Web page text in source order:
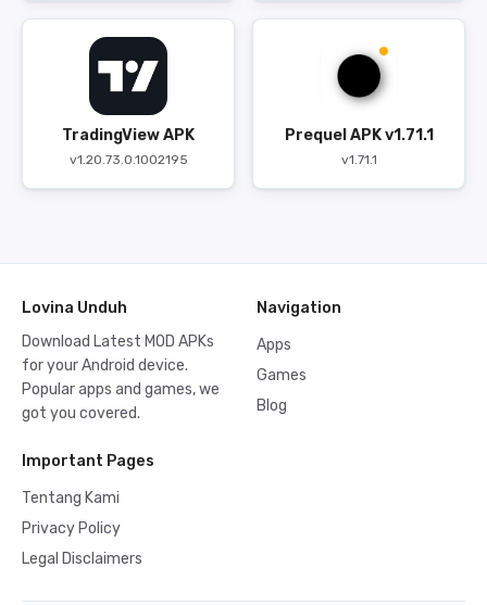
TradingView APK
v1.20.73.0.1002195
Prequel APK v1.71.1
v1.71.1
Lovina Unduh
Download Latest MOD APKs
for your Android device.
Popular apps and games, we
got you covered.
Navigation
Apps
Games
Blog
Important Pages
Tentang Kami
Privacy Policy
Legal Disclaimers